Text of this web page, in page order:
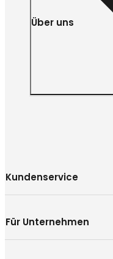
Über uns
Kundenservice
Für Unternehmen